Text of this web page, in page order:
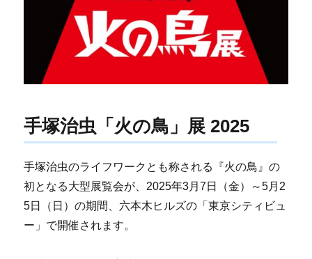
手塚治虫「火の鳥」展 2025
手塚治虫のライフワークとも称される『火の鳥』の
初となる大型展覧会が、2025年3月7日（金）～5月2
5日（日）の期間、六本木ヒルズの「東京シティビュ
ー」で開催されます。